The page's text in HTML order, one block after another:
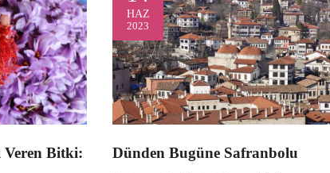
Veren Bitki:
HAZ
2023
Dünden Bugüne Safranbolu